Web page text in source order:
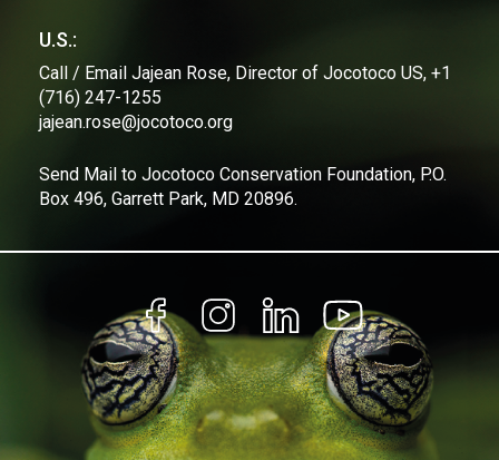
U.S.:
Call / Email Jajean Rose, Director of Jocotoco US, +1
(716) 247-1255
jajean.rose@jocotoco.org
Send Mail to Jocotoco Conservation Foundation, P.O.
Box 496, Garrett Park, MD 20896.